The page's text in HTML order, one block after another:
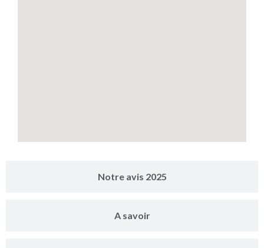
Notre avis 2025
A savoir